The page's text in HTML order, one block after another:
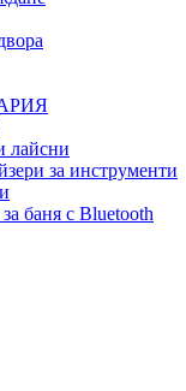
лайсни
за инструменти
баня с Bluetooth